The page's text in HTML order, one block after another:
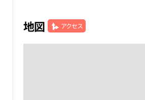
地図 アクセス